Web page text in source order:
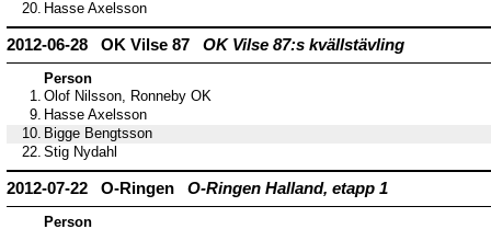
20. Hasse Axelsson
2012-06-28 OK Vilse 87 OK Vilse 87:s kvällstävling
Person
1. Olof Nilsson, Ronneby OK
9. Hasse Axelsson
10. Bigge Bengtsson
22. Stig Nydahl
2012-07-22 O-Ringen O-Ringen Halland, etapp 1
Person